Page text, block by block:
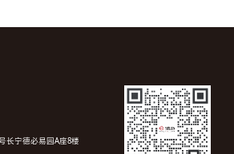
长宁德必易园A座8楼